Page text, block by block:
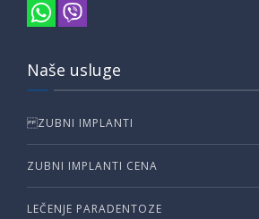
Naše usluge
ZUBNI IMPLANTI
ZUBNI IMPLANTI CENA
LEČENJE PARADENTOZE